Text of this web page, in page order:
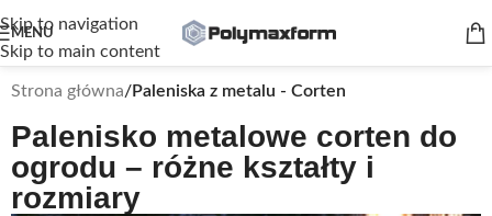
Skip to navigation
Skip to main content
MENU
Strona główna/Paleniska z metalu - Corten
Palenisko metalowe corten do
ogrodu – różne kształty i
rozmiary